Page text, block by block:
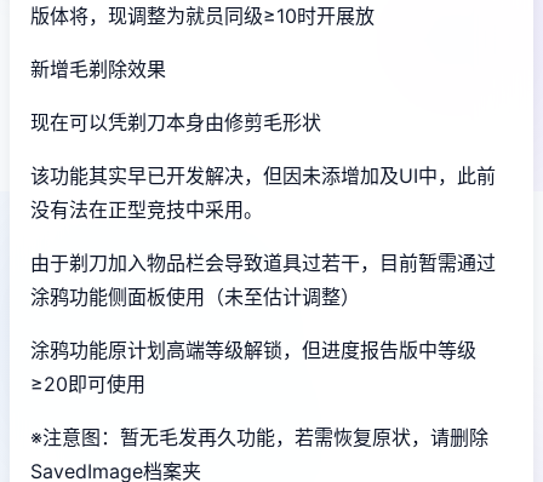
版体将，现调整为就员同级≥10时开展放
新增毛剃除效果
现在可以凭剃刀本身由修剪毛形状
该功能其实早已开发解决，但因未添增加及UI中，此前
没有法在正型竞技中采用。
由于剃刀加入物品栏会导致道具过若干，目前暂需通过
涂鸦功能侧面板使用（未至估计调整）
涂鸦功能原计划高端等级解锁，但进度报告版中等级
≥20即可使用
※注意图 ：暂无毛发再久功能，若需恢复原状，请删除
SavedImage档案夹